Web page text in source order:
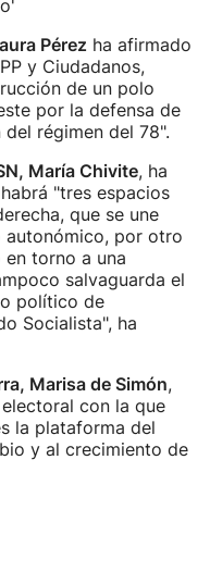
Pérez ha afirmado
y Ciudadanos,
de un polo
por la defensa de
régimen del 78".
María Chivite, ha
"tres espacios
que se une
autonómico, por otro
torno a una
salvaguarda el
político de
Socialista", ha
Marisa de Simón,
con la que
la plataforma del
y al crecimiento de